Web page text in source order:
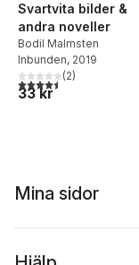
Svartvita bilder &
andra noveller
Bodil Malmsten
Inbunden, 2019
4,5utav 5 stjärnor.
(2)
33 kr
Mina sidor